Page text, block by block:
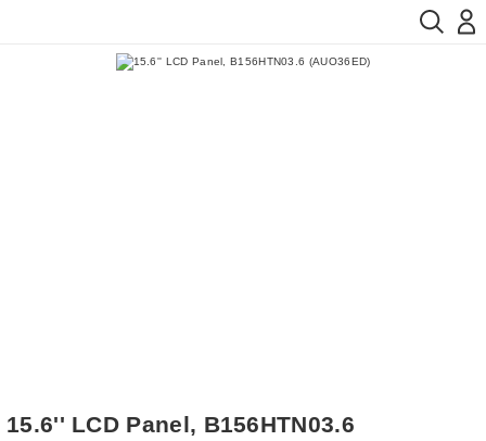
15.6'' LCD Panel, B156HTN03.6